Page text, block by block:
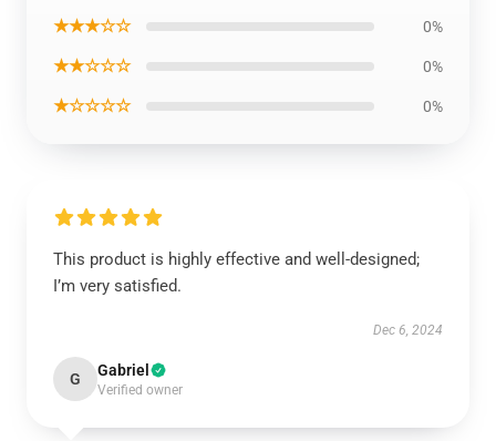
★★★☆☆ 0%
★★☆☆☆ 0%
★☆☆☆☆ 0%
This product is highly effective and well-designed;
I’m very satisfied.
Dec 6, 2024
G Gabriel
Verified owner